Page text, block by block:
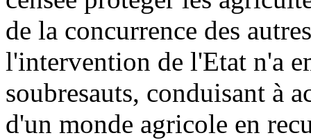
de la concurrence des
l'intervention de l'Etat n'a
soubresauts, conduisant à
d'un monde agricole en